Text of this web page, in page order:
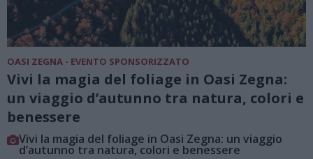
OASI ZEGNA - EVENTO SPONSORIZZATO
Vivi la magia del foliage in Oasi Zegna:
un viaggio d’autunno tra natura, colori e
benessere
Vivi la magia del foliage in Oasi Zegna: un viaggio
d’autunno tra natura, colori e benessere